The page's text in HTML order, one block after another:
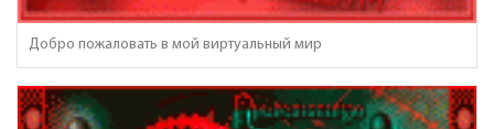
Добро пожаловать в мой виртуальный мир